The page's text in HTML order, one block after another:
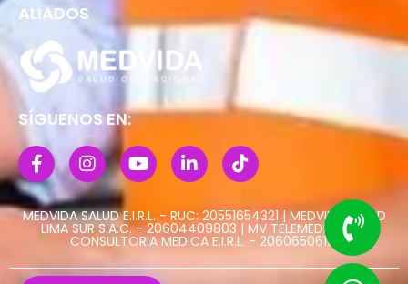
ALIADOS
SÍGUENOS EN:
MEDVIDA SALUD E.I.R.L. - RUC: 20551654321 | MEDVIDA SALUD
LIMA SUR S.A.C. - 20604409803 | MV TELEMEDICINA Y
CONSULTORIA MEDICA E.I.R.L. - 20606506113